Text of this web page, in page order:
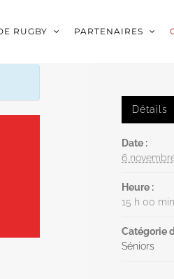
RUGBY PARTENAIRES
Détails
Date :
6
Heure :
15 h 00
Catégorie
Séniors